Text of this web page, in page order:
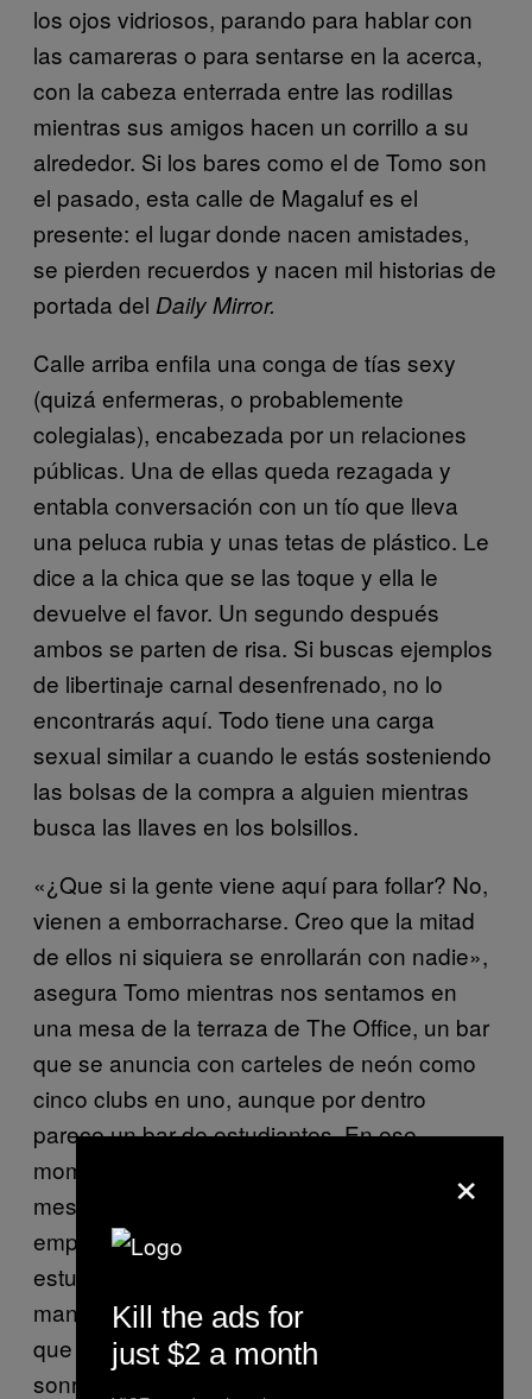
los ojos vidriosos, parando para hablar con
las camareras o para sentarse en la acerca,
con la cabeza enterrada entre las rodillas
mientras sus amigos hacen un corrillo a su
alrededor. Si los bares como el de Tomo son
el pasado, esta calle de Magaluf es el
presente: el lugar donde nacen amistades,
se pierden recuerdos y nacen mil historias de
portada del Daily Mirror.
Calle arriba enfila una conga de tías sexy
(quizá enfermeras, o probablemente
colegialas), encabezada por un relaciones
públicas. Una de ellas queda rezagada y
entabla conversación con un tío que lleva
una peluca rubia y unas tetas de plástico. Le
dice a la chica que se las toque y ella le
devuelve el favor. Un segundo después
ambos se parten de risa. Si buscas ejemplos
de libertinaje carnal desenfrenado, no lo
encontrarás aquí. Todo tiene una carga
sexual similar a cuando le estás sosteniendo
las bolsas de la compra a alguien mientras
busca las llaves en los bolsillos.
«¿Que si la gente viene aquí para follar? No,
vienen a emborracharse. Creo que la mitad
de ellos ni siquiera se enrollarán con nadie»,
asegura Tomo mientras nos sentamos en
una mesa de la terraza de The Office, un bar
que se anuncia con carteles de neón como
cinco clubs en uno, aunque por dentro
parece un bar de estudiantes. En ese
momento, un tío larguirucho que está en la
mesa de al lado se levanta, se abre paso a
empujones y vomita en la acera. «Como si
estuviera planeado» es, quizá, una frase muy
manida, pero en este caso es tan apropiada
que ni Tomo puede evitar esbozar una
sonrisa.
×
Kill the ads for
just $2 a month